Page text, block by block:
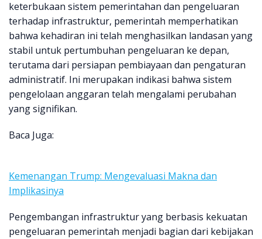
keterbukaan sistem pemerintahan dan pengeluaran
terhadap infrastruktur, pemerintah memperhatikan
bahwa kehadiran ini telah menghasilkan landasan yang
stabil untuk pertumbuhan pengeluaran ke depan,
terutama dari persiapan pembiayaan dan pengaturan
administratif. Ini merupakan indikasi bahwa sistem
pengelolaan anggaran telah mengalami perubahan
yang signifikan.
Baca Juga:
Kemenangan Trump: Mengevaluasi Makna dan
Implikasinya
Pengembangan infrastruktur yang berbasis kekuatan
pengeluaran pemerintah menjadi bagian dari kebijakan